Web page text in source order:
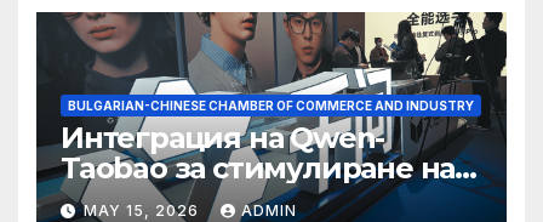
BULGARIAN-CHINESE CHAMBER OF COMMERCE AND INDUSTRY
Интеграция на Qwen-
Taobao за стимулиране на
пазаруването 618
MAY 15, 2026 ADMIN